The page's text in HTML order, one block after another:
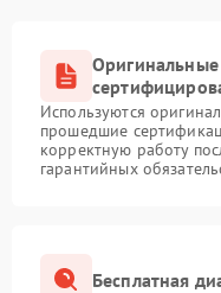
Оригинальные
Используются
прошедшие
корректную работу
гарантийных
Бесплатная